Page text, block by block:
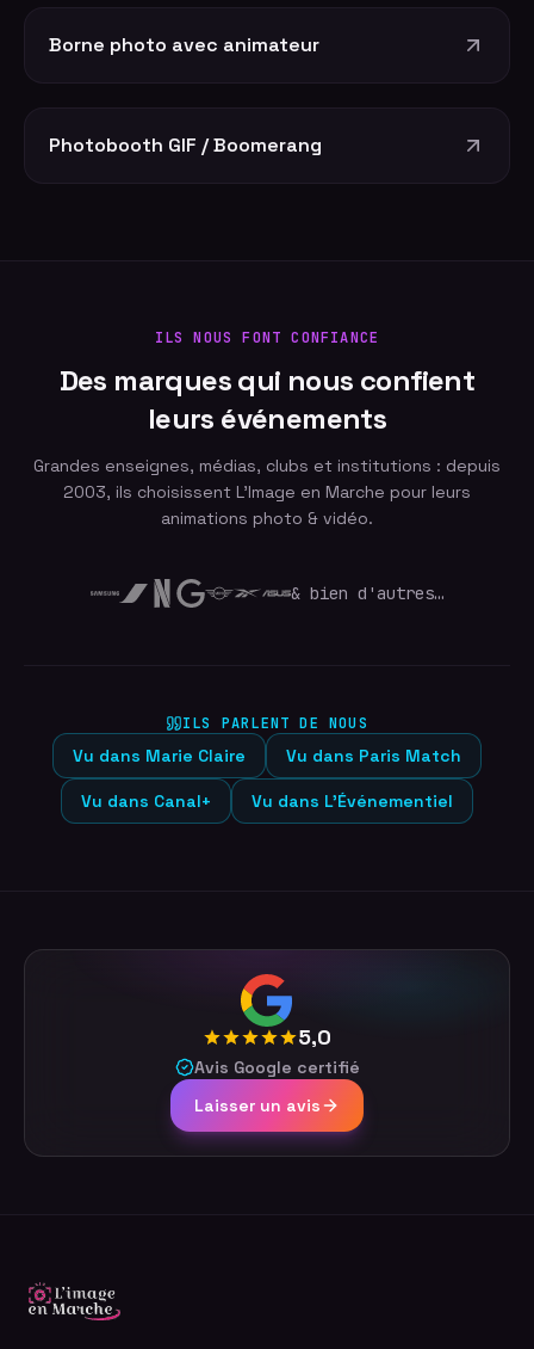
Borne photo avec animateur
Photobooth GIF / Boomerang
ILS NOUS FONT CONFIANCE
Des marques qui nous confient
leurs événements
Grandes enseignes, médias, clubs et institutions : depuis
2003, ils choisissent L'Image en Marche pour leurs
animations photo & vidéo.
& bien d'autres…
ILS PARLENT DE NOUS
Vu dans Marie Claire Vu dans Paris Match
Vu dans Canal+ Vu dans L'Événementiel
5,0
Avis Google certifié
Laisser un avis